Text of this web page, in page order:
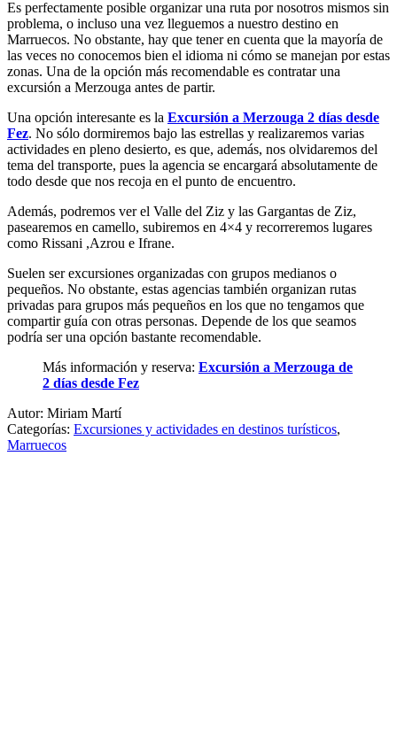
Es perfectamente posible organizar una ruta por nosotros mismos sin
problema, o incluso una vez lleguemos a nuestro destino en
Marruecos. No obstante, hay que tener en cuenta que la mayoría de
las veces no conocemos bien el idioma ni cómo se manejan por estas
zonas. Una de la opción más recomendable es contratar una
excursión a Merzouga antes de partir.
Una opción interesante es la Excursión a Merzouga 2 días desde
Fez. No sólo dormiremos bajo las estrellas y realizaremos varias
actividades en pleno desierto, es que, además, nos olvidaremos del
tema del transporte, pues la agencia se encargará absolutamente de
todo desde que nos recoja en el punto de encuentro.
Además, podremos ver el Valle del Ziz y las Gargantas de Ziz,
pasearemos en camello, subiremos en 4×4 y recorreremos lugares
como Rissani ,Azrou e Ifrane.
Suelen ser excursiones organizadas con grupos medianos o
pequeños. No obstante, estas agencias también organizan rutas
privadas para grupos más pequeños en los que no tengamos que
compartir guía con otras personas. Depende de los que seamos
podría ser una opción bastante recomendable.
Más información y reserva: Excursión a Merzouga de
2 días desde Fez
Autor: Miriam Martí
Categorías: Excursiones y actividades en destinos turísticos,
Marruecos